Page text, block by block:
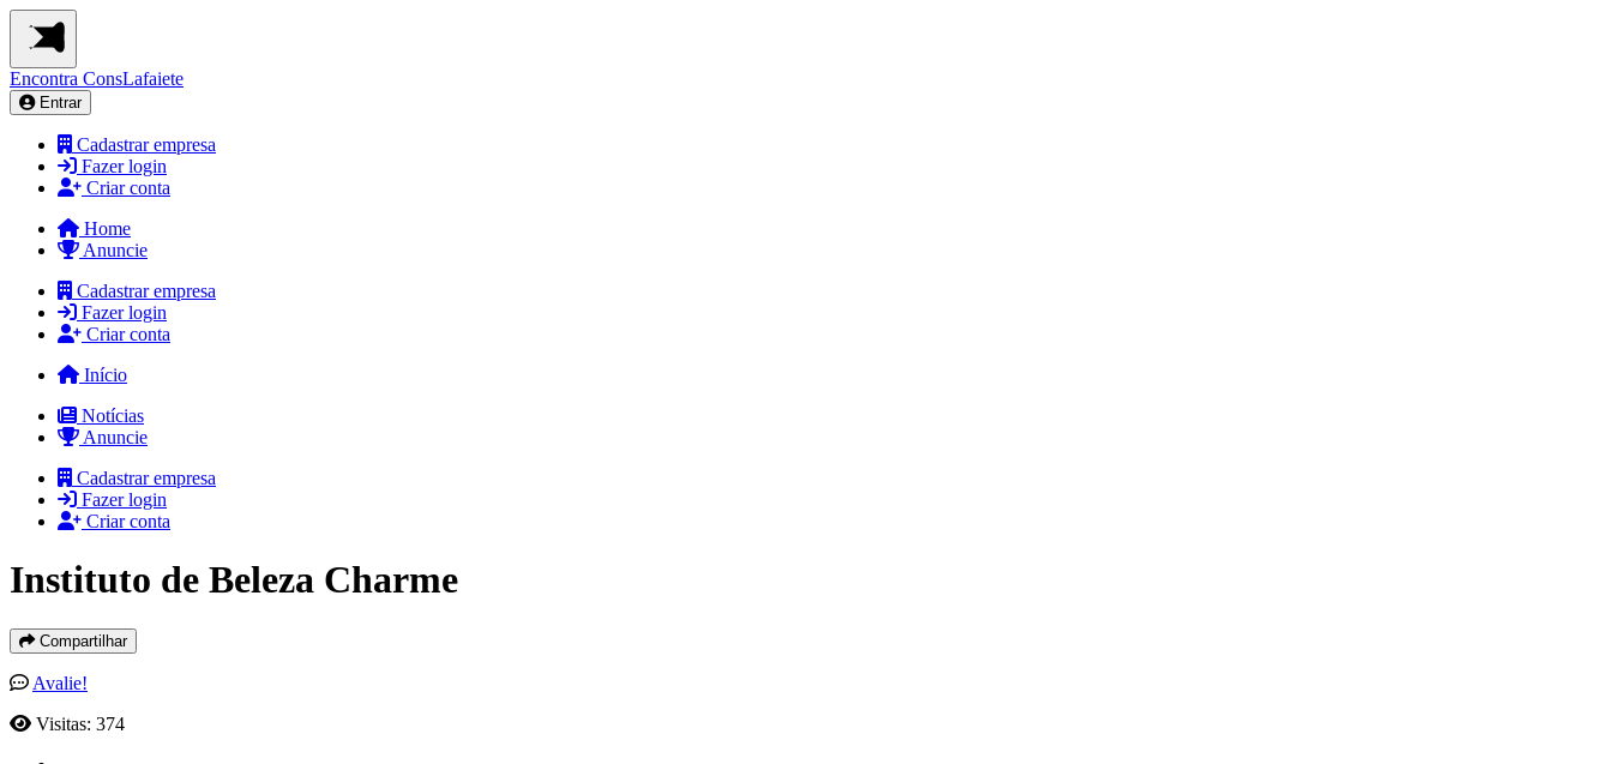
Encontra ConsLafaiete
Entrar
Cadastrar empresa
Fazer login
Criar conta
Home
Anuncie
Cadastrar empresa
Fazer login
Criar conta
Início
Notícias
Anuncie
Cadastrar empresa
Fazer login
Criar conta
Instituto de Beleza Charme
Compartilhar
Avalie!
Visitas: 374